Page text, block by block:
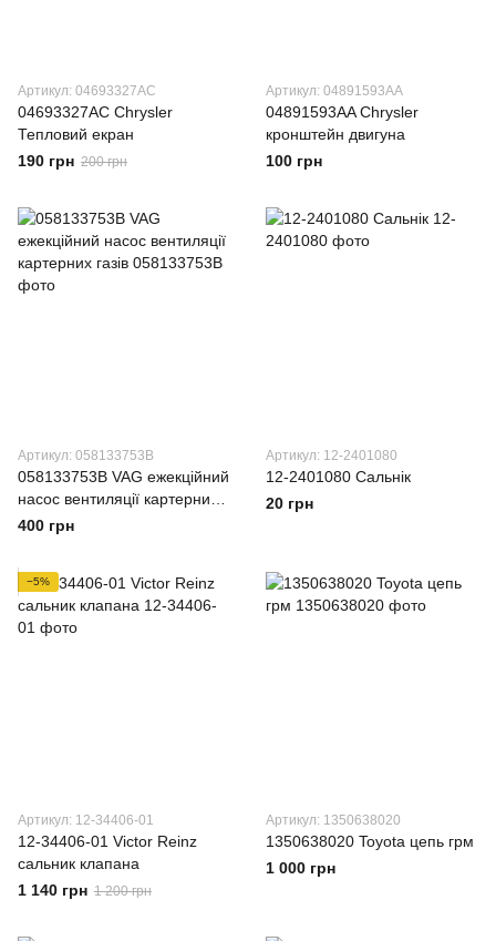
Артикул: 04693327AC
04693327AC Chrysler
Тепловий екран
190 грн 200 грн
Артикул: 04891593AA
04891593AA Chrysler
кронштейн двигуна
100 грн
Артикул: 058133753B
058133753B VAG ежекційний
насос вентиляції картерних
газів
400 грн
Артикул: 12-2401080
12-2401080 Сальнік
20 грн
−5%
Артикул: 12-34406-01
12-34406-01 Victor Reinz
сальник клапана
1 140 грн 1 200 грн
Артикул: 1350638020
1350638020 Toyota цепь грм
1 000 грн